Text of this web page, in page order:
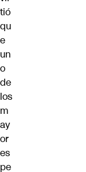
tió
qu
e
un
o
de
los
m
ay
or
es
pe